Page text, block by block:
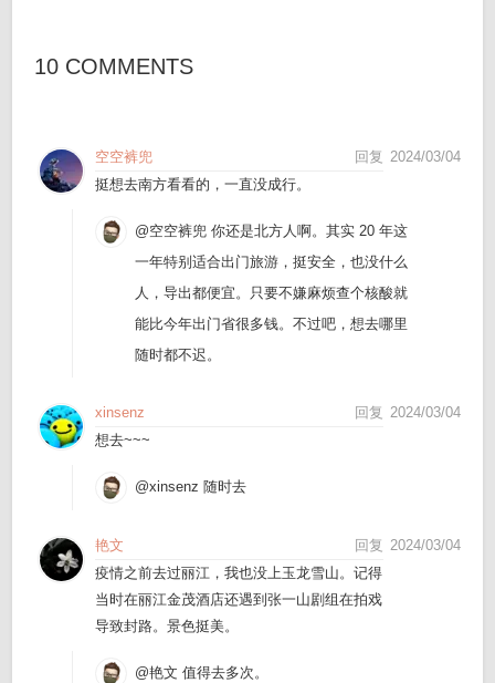
10 COMMENTS
2024/03/04
空空裤兜
回复
挺想去南方看看的，一直没成行。
@空空裤兜 你还是北方人啊。其实 20 年这
一年特别适合出门旅游，挺安全，也没什么
人，导出都便宜。只要不嫌麻烦查个核酸就
能比今年出门省很多钱。不过吧，想去哪里
随时都不迟。
2024/03/04
xinsenz
回复
想去~~~
@xinsenz 随时去
2024/03/04
艳文
回复
疫情之前去过丽江，我也没上玉龙雪山。记得
当时在丽江金茂酒店还遇到张一山剧组在拍戏
导致封路。景色挺美。
@艳文 值得去多次。